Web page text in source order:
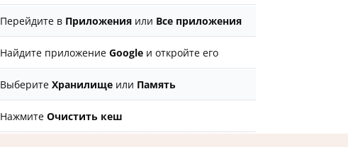
Перейдите в Приложения или Все приложения
Найдите приложение Google и откройте его
Выберите Хранилище или Память
Нажмите Очистить кеш